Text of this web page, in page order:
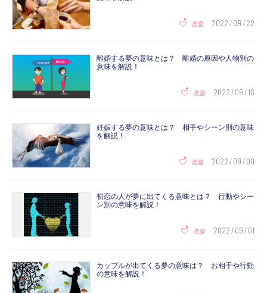
恋愛 2022 / 09 / 22
離婚する夢の意味とは？ 離婚の原因や人物別の
意味を解説！
恋愛 2022 / 09 / 16
妊娠する夢の意味とは？ 相手やシーン別の意味
を解説！
恋愛 2022 / 09 / 08
初恋の人が夢に出てくる意味とは？ 行動やシー
ン別の意味を解説！
恋愛 2022 / 09 / 01
カップルが出てくる夢の意味は？ お相手や行動
の意味を解説！